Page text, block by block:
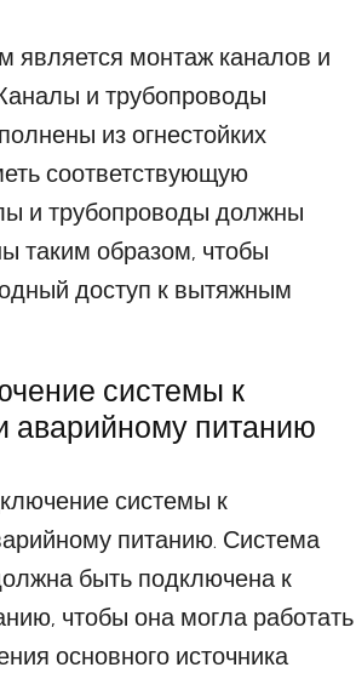
является монтаж каналов и
и трубопроводы
из огнестойких
соответствующую
и трубопроводы должны
таким образом, чтобы
доступ к вытяжным
системы к
аварийному питанию
системы к
питанию. Система
быть подключена к
чтобы она могла работать
основного источника